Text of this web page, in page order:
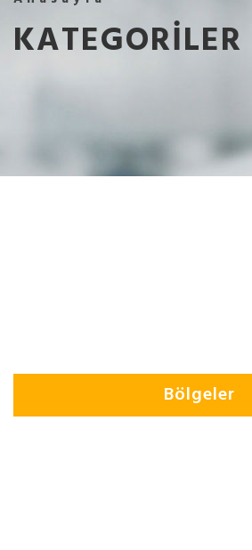
KATEGORILER
Bölgeler